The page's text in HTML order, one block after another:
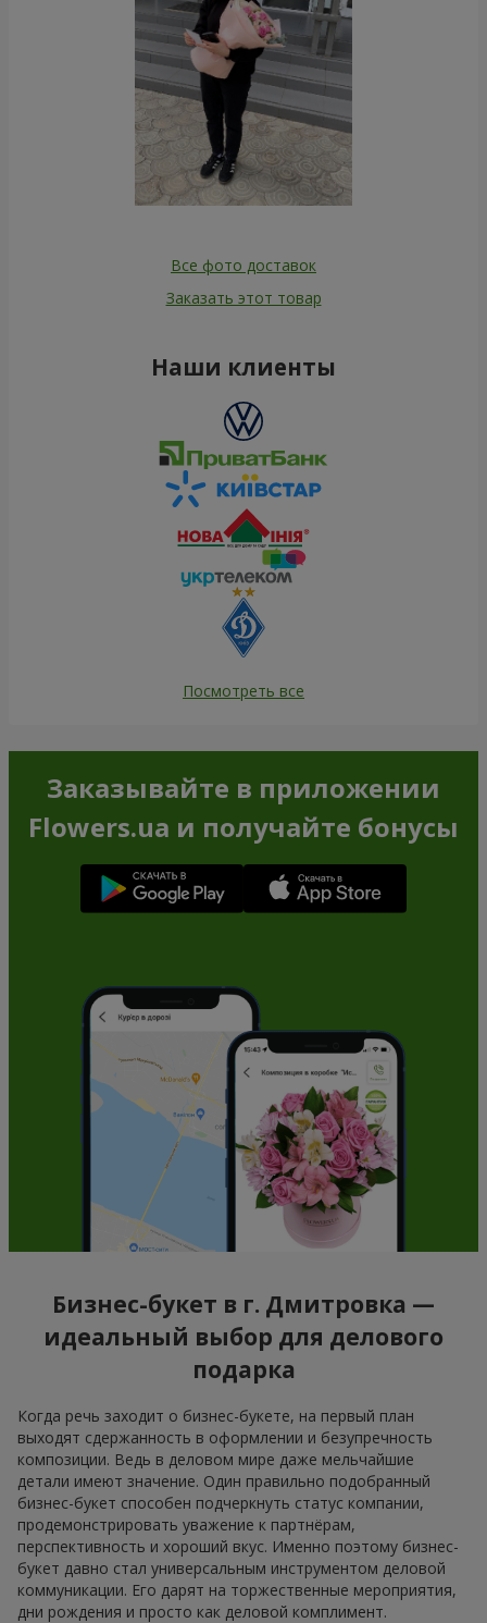
Все фото доставок
Заказать этот товар
Наши клиенты
Посмотреть все
Заказывайте в приложении
Flowers.ua и получайте бонусы
Бизнес-букет в г. Дмитровка —
идеальный выбор для делового
подарка
Когда речь заходит о бизнес-букете, на первый план
выходят сдержанность в оформлении и безупречность
композиции. Ведь в деловом мире даже мельчайшие
детали имеют значение. Один правильно подобранный
бизнес-букет способен подчеркнуть статус компании,
продемонстрировать уважение к партнёрам,
перспективность и хороший вкус. Именно поэтому бизнес-
букет давно стал универсальным инструментом деловой
коммуникации. Его дарят на торжественные мероприятия,
дни рождения и просто как деловой комплимент.